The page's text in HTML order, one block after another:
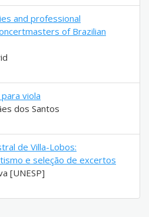
and professional
of Brazilian
viola
dos Santos
de Villa-Lobos:
e seleção de excertos
[UNESP]